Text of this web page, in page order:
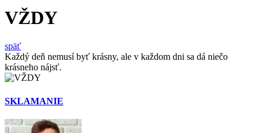
VŽDY
späť
Každý deň nemusí byť krásny, ale v každom dni sa dá niečo
krásneho nájsť.
SKLAMANIE